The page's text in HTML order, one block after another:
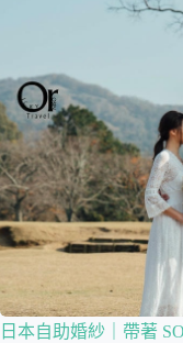
日本自助婚紗｜帶著